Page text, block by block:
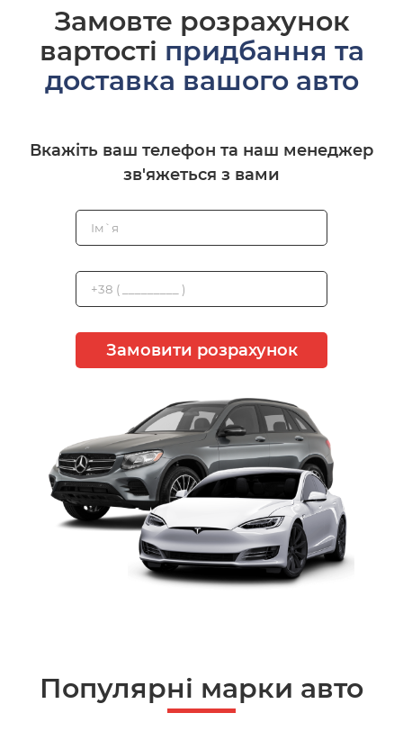
Замовте розрахунок
вартості придбання та
доставка вашого авто
Вкажіть ваш телефон та наш менеджер
зв'яжеться з вами
Замовити розрахунок
Популярні марки авто